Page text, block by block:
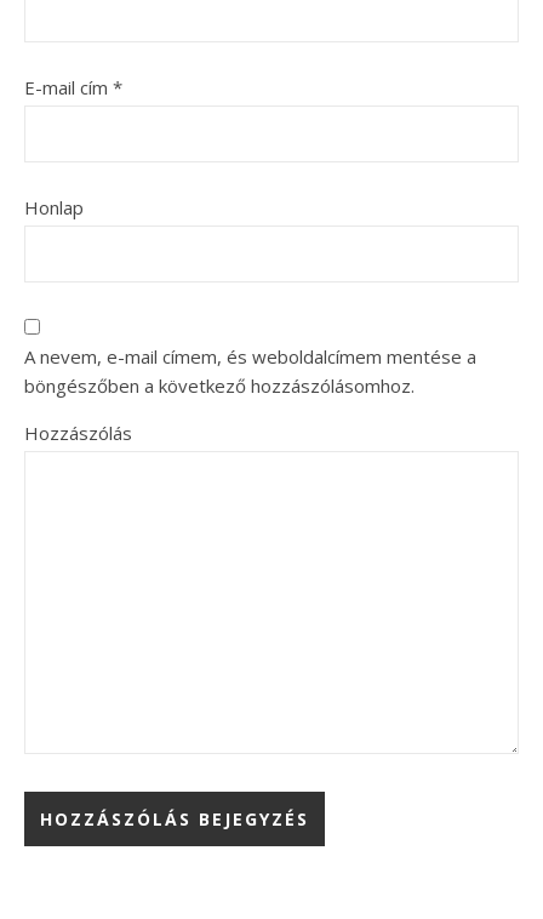
E-mail cím *
Honlap
A nevem, e-mail címem, és weboldalcímem mentése a
böngészőben a következő hozzászólásomhoz.
Hozzászólás